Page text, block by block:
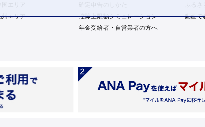
州エリア
ふる
控除上限額シミュレーション
動画で
年金受給者・自営業者の方へ